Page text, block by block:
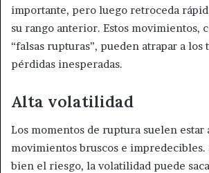
importante, pero luego retroceda
su rango anterior. Estos movimientos,
“falsas rupturas”, pueden atrapar a
pérdidas inesperadas.
Alta volatilidad
Los momentos de ruptura suelen estar
movimientos bruscos e impredecibles.
bien el riesgo, la volatilidad puede